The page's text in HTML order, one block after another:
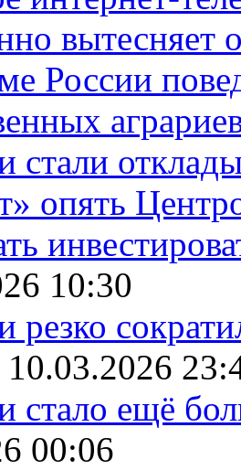
вытесняет
России
стали
опять
10:30
резко
10.03.2026
стало ещё
00:06